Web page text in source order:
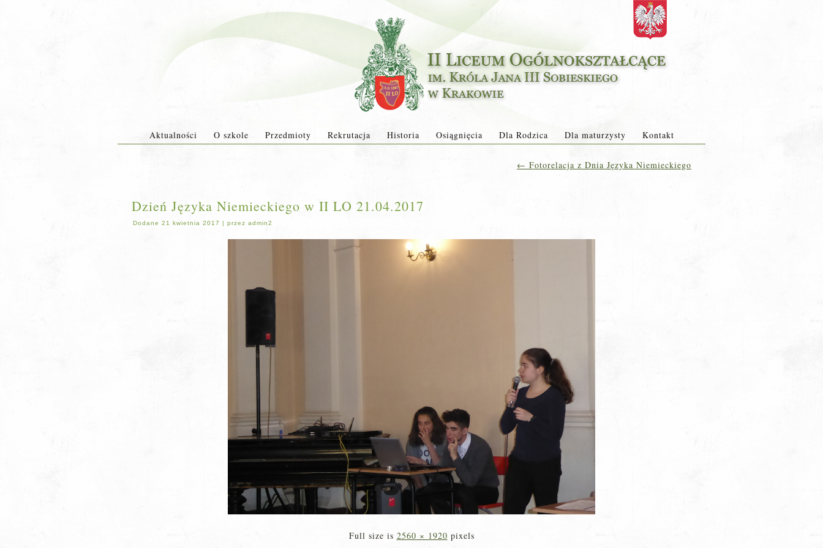
Aktualności O szkole Przedmioty Rekrutacja Historia Osiągnięcia Dla Rodzica Dla maturzysty Kontakt
← Fotorelacja z Dnia Języka Niemieckiego
Dzień Języka Niemieckiego w II LO 21.04.2017
Dodane 21 kwietnia 2017 | przez admin2
Full size is 2560 × 1920 pixels